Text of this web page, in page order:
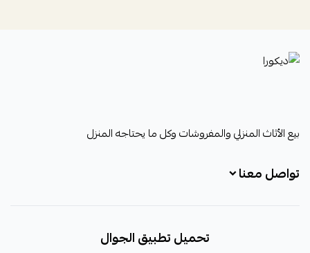
ديكورا
بيع الأثاث المنزلي والمفروشات وكل ما يحتاجه المنزل
تواصل معنا
تحميل تطبيق الجوال